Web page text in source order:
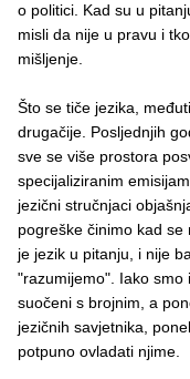
o politici. Kad su u
misli da nije u pravu i
mišljenje.
Što se tiče jezika,
drugačije. Posljednjih
sve se više prostora
specijaliziranim
jezični stručnjaci
pogreške činimo kad
je jezik u pitanju, i nije
"razumijemo". Iako smo
suočeni s brojnim, a
jezičnih savjetnika,
potpuno ovladati njime.